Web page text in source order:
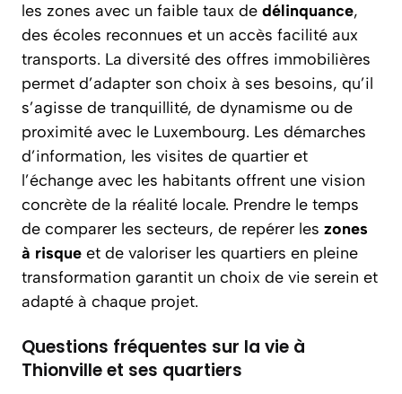
les zones avec un faible taux de délinquance,
des écoles reconnues et un accès facilité aux
transports. La diversité des offres immobilières
permet d’adapter son choix à ses besoins, qu’il
s’agisse de tranquillité, de dynamisme ou de
proximité avec le Luxembourg. Les démarches
d’information, les visites de quartier et
l’échange avec les habitants offrent une vision
concrète de la réalité locale. Prendre le temps
de comparer les secteurs, de repérer les zones
à risque et de valoriser les quartiers en pleine
transformation garantit un choix de vie serein et
adapté à chaque projet.
Questions fréquentes sur la vie à
Thionville et ses quartiers